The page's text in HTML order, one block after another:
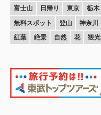
富士山
日帰り 東京 栃木
無料スポット
登山 神奈川
紅葉
絶景 自然 花 観光